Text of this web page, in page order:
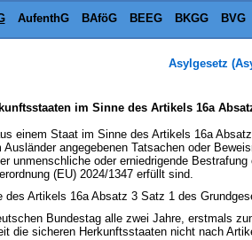
AufenthG BAföG BEEG BKGG BVG
Asylgesetz
im Sinne des Artikels 16a
einem Staat im Sinne des Artikels 16a
angegebenen Tatsachen oder
unmenschliche oder erniedrigende
(EU) 2024/1347 erfüllt sind.
Artikels 16a Absatz 3 Satz 1 des
Bundestag alle zwei Jahre, erstmals
die sicheren Herkunftsstaaten nicht nach